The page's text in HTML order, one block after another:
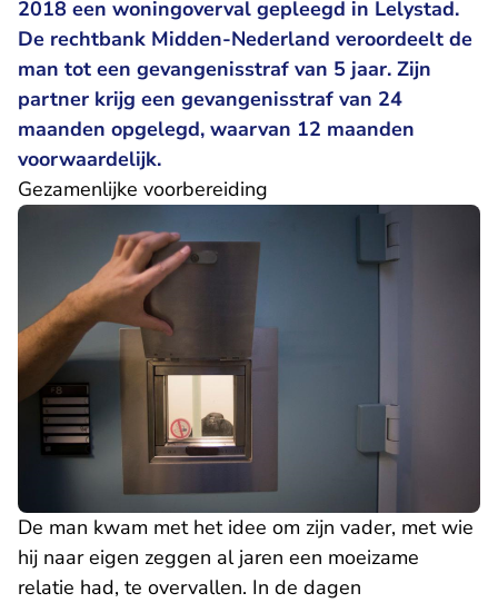
2018 een woningoverval gepleegd in Lelystad.
De rechtbank Midden-Nederland veroordeelt de
man tot een gevangenisstraf van 5 jaar. Zijn
partner krijg een gevangenisstraf van 24
maanden opgelegd, waarvan 12 maanden
voorwaardelijk.
Gezamenlijke voorbereiding
De man kwam met het idee om zijn vader, met wie
hij naar eigen zeggen al jaren een moeizame
relatie had, te overvallen. In de dagen